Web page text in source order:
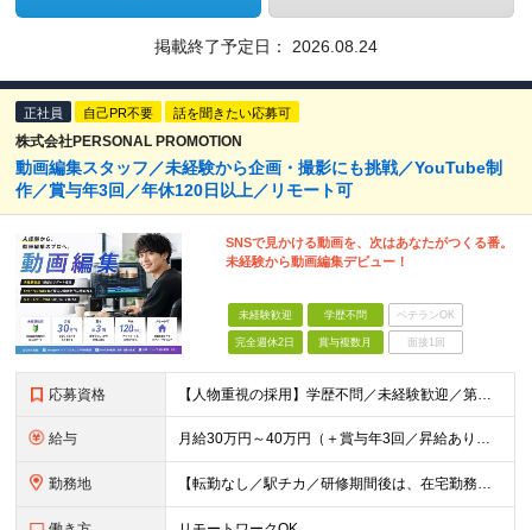
掲載終了予定日： 2026.08.24
正社員 自己PR不要 話を聞きたい応募可
株式会社PERSONAL PROMOTION
動画編集スタッフ／未経験から企画・撮影にも挑戦／YouTube制
作／賞与年3回／年休120日以上／リモート可
SNSで見かける動画を、次はあなたがつくる番。
未経験から動画編集デビュー！
未経験歓迎 学歴不問 ベテランOK
完全週休2日 賞与複数月 面接1回
応募資格 【人物重視の採用】学歴不問／未経験歓迎／第二新卒歓迎 「動画編集を仕事にしてみたい！」 「YouTubeやTikTokが好き！」 「クリエイティブな仕事に挑戦したい！」 そんな想いがあれば、経験や
給与 月給30万円～40万円（＋賞与年3回／昇給あり） 【固定残業代について】 なし（残業代は、実際の労働時間に応じて別途全額支給）
勤務地 【転勤なし／駅チカ／研修期間後は、在宅勤務可能】 本社：東京都渋谷区代々木1-30-15 天翔代々木ビル5階 ★過去入社した先輩方の前職をご紹介（経験職種不問です）★ 一般職、秘書、総務、経理